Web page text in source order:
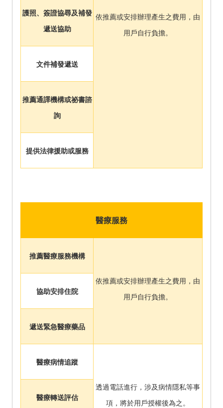
依推薦或安排辦理產生之費用，由
用戶自行負擔。
護照、簽證協尋及補發
遞送協助
文件補發遞送
推薦通譯機構或祕書諮
詢
提供法律援助或服務
醫療服務
推薦醫療服務機構
依推薦或安排辦理產生之費用，由
用戶自行負擔。
協助安排住院
遞送緊急醫療藥品
醫療病情追蹤
透過電話進行，涉及病情隱私等事
項，將於用戶授權後為之。
醫療轉送評估